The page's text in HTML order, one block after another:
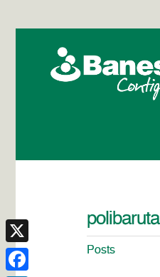
polibaruta
Posts
X